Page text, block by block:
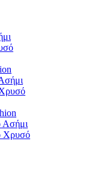
Χρυσό
Ασήμι
Χρυσό